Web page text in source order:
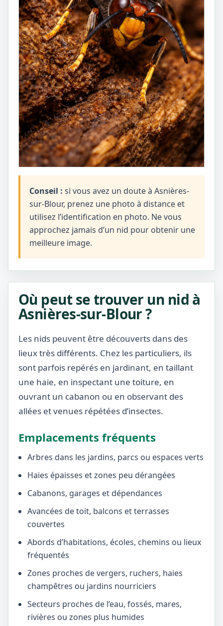
Conseil : si vous avez un doute à Asnières-
sur-Blour, prenez une photo à distance et
utilisez l’identification en photo. Ne vous
approchez jamais d’un nid pour obtenir une
meilleure image.
Où peut se trouver un nid à
Asnières-sur-Blour ?
Les nids peuvent être découverts dans des
lieux très différents. Chez les particuliers, ils
sont parfois repérés en jardinant, en taillant
une haie, en inspectant une toiture, en
ouvrant un cabanon ou en observant des
allées et venues répétées d’insectes.
Emplacements fréquents
Arbres dans les jardins, parcs ou espaces verts
Haies épaisses et zones peu dérangées
Cabanons, garages et dépendances
Avancées de toit, balcons et terrasses
couvertes
Abords d’habitations, écoles, chemins ou lieux
fréquentés
Zones proches de vergers, ruchers, haies
champêtres ou jardins nourriciers
Secteurs proches de l’eau, fossés, mares,
rivières ou zones plus humides